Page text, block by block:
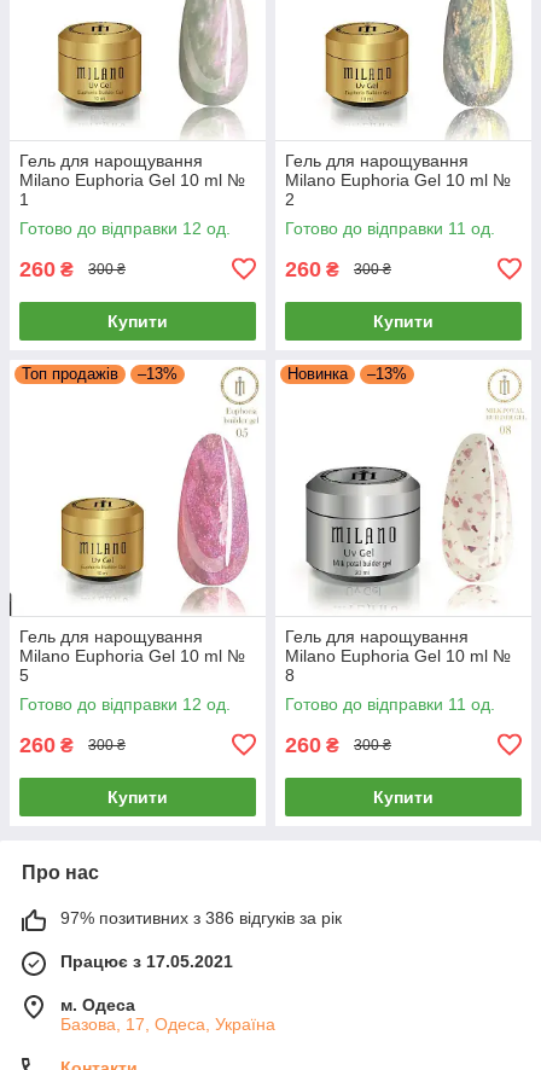
Гель для нарощування
Milano Euphoria Gel 10 ml №
1
Готово до відправки 12 од.
260 ₴ 300 ₴
Купити
Гель для нарощування
Milano Euphoria Gel 10 ml №
2
Готово до відправки 11 од.
260 ₴ 300 ₴
Купити
Топ продажів –13%
Гель для нарощування
Milano Euphoria Gel 10 ml №
5
Готово до відправки 12 од.
260 ₴ 300 ₴
Купити
Новинка –13%
Гель для нарощування
Milano Euphoria Gel 10 ml №
8
Готово до відправки 11 од.
260 ₴ 300 ₴
Купити
Про нас
97% позитивних з 386 відгуків за рік
Працює з 17.05.2021
м. Одеса
Базова, 17, Одеса, Україна